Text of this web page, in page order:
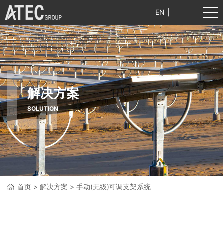
EN
中文
解决方案
SOLUTION
首页 > 解决方案 > 手动(无级)可调支架系统